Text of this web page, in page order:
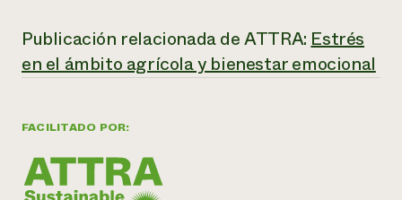
FACILITADO POR:
Publicación relacionada de ATTRA:Estrés
en el ámbito agrícola y bienestar emocional